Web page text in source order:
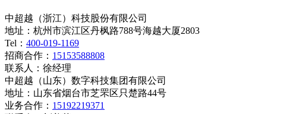
中超越（浙江）科技股份有限公司
地址：杭州市滨江区丹枫路788号海越大厦2803
Tel： 400-019-1169
招商合作： 15153588808
联系人：徐经理
中超越（山东）数字科技集团有限公司
地址：山东省烟台市芝罘区只楚路44号
业务合作： 15192219371